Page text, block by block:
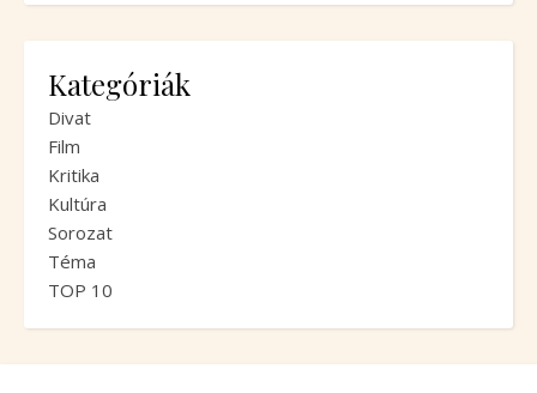
Kategóriák
Divat
Film
Kritika
Kultúra
Sorozat
Téma
TOP 10